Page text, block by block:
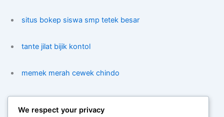
situs bokep siswa smp tetek besar
tante jilat bijik kontol
memek merah cewek chindo
cewek indo tetek merah besar
We respect your privacy